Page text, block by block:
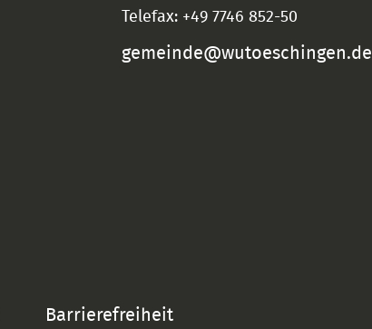
Telefax: +49 7746 852-50
gemeinde@wutoeschingen.de
Barrierefreiheit